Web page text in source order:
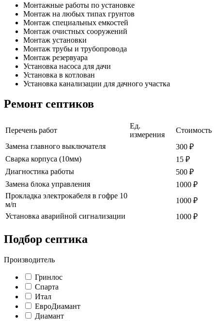
Монтажные работы по установке
Монтаж на любых типах грунтов
Монтаж специальных емкостей
Монтаж очистных сооружений
Монтаж установки
Монтаж трубы и трубопровода
Монтаж резервуара
Установка насоса для дачи
Установка в котлован
Установка канализации для дачного участка
Ремонт септиков
Перечень работ
Ед.
измерения
Стоимость
Замена главного выключателя
300 ₽
Сварка корпуса (10мм)
15 ₽
Диагностика работы
500 ₽
Замена блока управления
1000 ₽
Прокладка электрокабеля в гофре 10
м/п
1000 ₽
Установка аварийной сигнализации
1000 ₽
Подбор септика
Производитель
Гринлос
Спарта
Итал
ЕвроДиамант
Диамант